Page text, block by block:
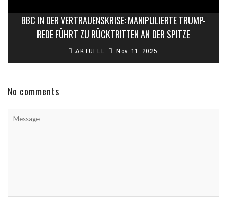
BBC IN DER VERTRAUENSKRISE: MANIPULIERTE TRUMP-
REDE FÜHRT ZU RÜCKTRITTEN AN DER SPITZE
AKTUELL Nov. 11, 2025
No comments